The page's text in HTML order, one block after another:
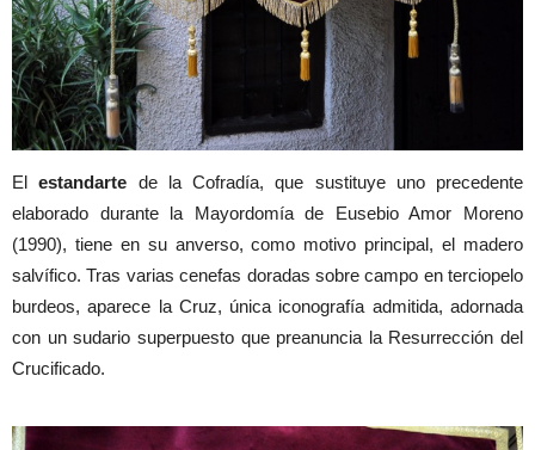
Elestandarte de la Cofradía, que sustituye uno precedente
elaborado durante la Mayordomía de Eusebio Amor Moreno
(1990), tiene en su anverso, como motivo principal, el madero
salvífico. Tras varias cenefas doradas sobre campo en terciopelo
burdeos, aparece la Cruz, única iconografía admitida, adornada
con un sudario superpuesto que preanuncia la Resurrección del
Crucificado.